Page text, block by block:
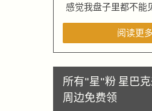
感觉我盘子里都不能
阅读更多
所有"星"粉 星巴
周边免费领